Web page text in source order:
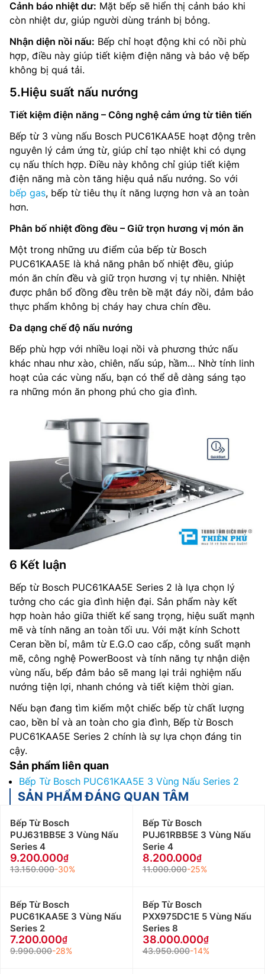
Cảnh báo nhiệt dư: Mặt bếp sẽ hiển thị cảnh báo khi
còn nhiệt dư, giúp người dùng tránh bị bỏng.
Nhận diện nồi nấu: Bếp chỉ hoạt động khi có nồi phù
hợp, điều này giúp tiết kiệm điện năng và bảo vệ bếp
không bị quá tải.
5.Hiệu suất nấu nướng
Tiết kiệm điện năng – Công nghệ cảm ứng từ tiên tiến
Bếp từ 3 vùng nấu Bosch PUC61KAA5E hoạt động trên
nguyên lý cảm ứng từ, giúp chỉ tạo nhiệt khi có dụng
cụ nấu thích hợp. Điều này không chỉ giúp tiết kiệm
điện năng mà còn tăng hiệu quả nấu nướng. So với
bếp gas, bếp từ tiêu thụ ít năng lượng hơn và an toàn
hơn.
Phân bố nhiệt đồng đều – Giữ trọn hương vị món ăn
Một trong những ưu điểm của bếp từ Bosch
PUC61KAA5E là khả năng phân bố nhiệt đều, giúp
món ăn chín đều và giữ trọn hương vị tự nhiên. Nhiệt
được phân bổ đồng đều trên bề mặt đáy nồi, đảm bảo
thực phẩm không bị cháy hay chưa chín đều.
Đa dạng chế độ nấu nướng
Bếp phù hợp với nhiều loại nồi và phương thức nấu
khác nhau như xào, chiên, nấu súp, hầm… Nhờ tính linh
hoạt của các vùng nấu, bạn có thể dễ dàng sáng tạo
ra những món ăn phong phú cho gia đình.
6 Kết luận
Bếp từ Bosch PUC61KAA5E Series 2 là lựa chọn lý
tưởng cho các gia đình hiện đại. Sản phẩm này kết
hợp hoàn hảo giữa thiết kế sang trọng, hiệu suất mạnh
mẽ và tính năng an toàn tối ưu. Với mặt kính Schott
Ceran bền bỉ, mâm từ E.G.O cao cấp, công suất mạnh
mẽ, công nghệ PowerBoost và tính năng tự nhận diện
vùng nấu, bếp đảm bảo sẽ mang lại trải nghiệm nấu
nướng tiện lợi, nhanh chóng và tiết kiệm thời gian.
Nếu bạn đang tìm kiếm một chiếc bếp từ chất lượng
cao, bền bỉ và an toàn cho gia đình, Bếp từ Bosch
PUC61KAA5E Series 2 chính là sự lựa chọn đáng tin
cậy.
Sản phẩm liên quan
Bếp Từ Bosch PUC61KAA5E 3 Vùng Nấu Series 2
SẢN PHẨM ĐÁNG QUAN TÂM
Bếp Từ Bosch
PUJ631BB5E 3 Vùng Nấu
Series 4
9.200.000
13.150.000-30%
Bếp Từ Bosch
PUJ61RBB5E 3 Vùng Nấu
Serie 4
8.200.000
11.000.000-25%
Bếp Từ Bosch
PUC61KAA5E 3 Vùng Nấu
Series 2
7.200.000
9.990.000-28%
Bếp Từ Bosch
PXX975DC1E 5 Vùng Nấu
Series 8
38.000.000
43.950.000-14%